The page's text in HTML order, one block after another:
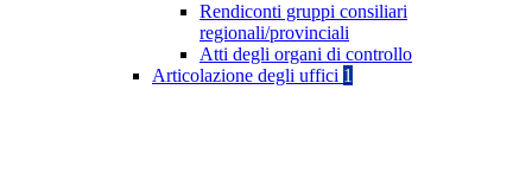
Rendiconti gruppi consiliari
regionali/provinciali
Atti degli organi di controllo
Articolazione degli uffici 1